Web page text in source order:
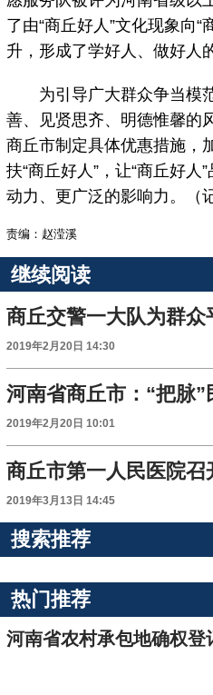
了由“商丘好人”文化现象向“
升，形成了学好人、做好人
为引导广大群众争当模范
善、见贤思齐、明德惟馨的
商丘市制定具体优惠措施，
扶“商丘好人”，让“商丘好人
动力、更广泛的影响力。（
责编：赵滢溪
继续阅读
商丘交警一大队为群
2019年2月20日 14:30
2019年2月20日 10:01
2019年3月13日 14:45
搜索推荐
热门推荐
河南省农村承包地确权